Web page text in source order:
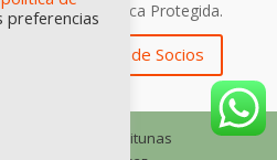
Geográfica Protegida.
Zona de Socios
de las IGP Aceitunas
preferencias